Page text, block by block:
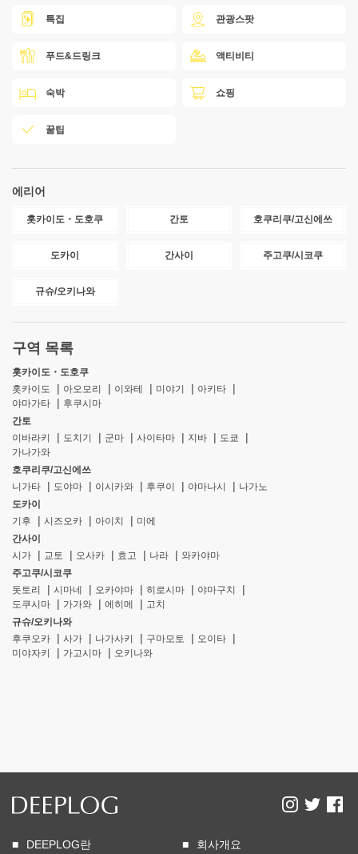
특집 관광스팟
푸드&드링크 액티비티
숙박 쇼핑
꿀팁
에리어
홋카이도・도호쿠 간토 호쿠리쿠/고신에쓰
도카이 간사이 주고쿠/시코쿠
규슈/오키나와
구역 목록
홋카이도・도호쿠
홋카이도
아오모리 이와테 미야기
아키타
야마가타
후쿠시마
간토
이바라키
도치기 군마 사이타마 지바
도쿄
가나가와
호쿠리쿠/고신에쓰
니가타
도야마 이시카와 후쿠이 야마나시
나가노
도카이
기후
시즈오카 아이치
미에
간사이
시가
교토 오사카 효고 나라
와카야마
주고쿠/시코쿠
돗토리
시마네 오카야마 히로시마
야마구치
도쿠시마
가가와 에히메
고치
규슈/오키나와
후쿠오카
사가 나가사키 구마모토
오이타
미야자키
가고시마 오키나와
DEEPLOG란 회사개요